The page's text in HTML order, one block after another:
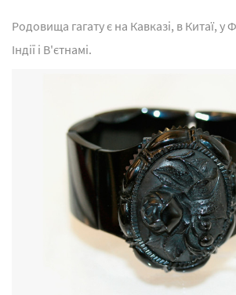
Родовища гагату є на Кавказі, в Китаї, у
Індії і В'єтнамі.